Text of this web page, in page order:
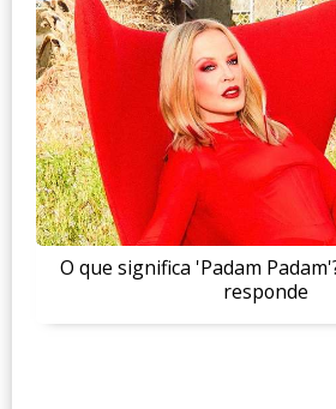
O que significa 'Padam
responde